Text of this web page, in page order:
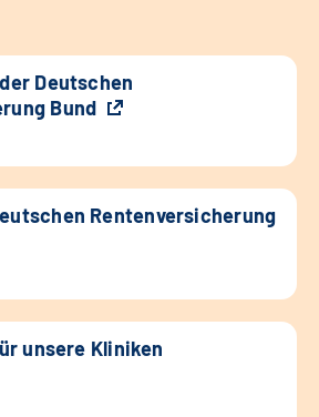
Deutschen
Bund
Rentenversicherung
unsere Kliniken